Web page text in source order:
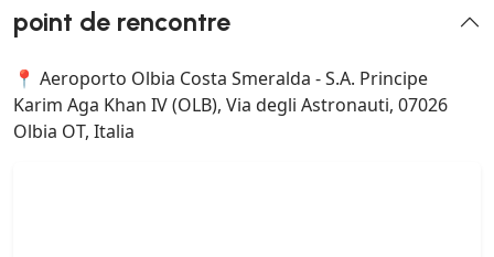
point de rencontre
📍 Aeroporto Olbia Costa Smeralda - S.A. Principe
Karim Aga Khan IV (OLB), Via degli Astronauti, 07026
Olbia OT, Italia